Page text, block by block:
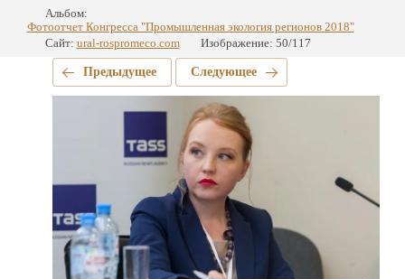
Альбом:
Фотоотчет Конгресса "Промышленная экология регионов 2018"
Сайт: ural-rospromeco.com Изображение: 50/117
Предыдущее Следующее